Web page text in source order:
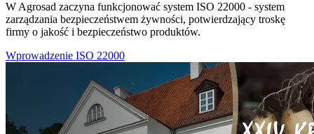
W Agrosad zaczyna funkcjonować system ISO 22000 - system
zarządzania bezpieczeństwem żywności, potwierdzający troskę
firmy o jakość i bezpieczeństwo produktów.
Wprowadzenie ISO 22000